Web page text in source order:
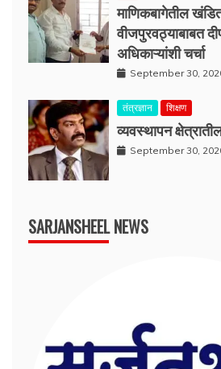
माणिकबागेतील खंडित
वीजपुरवठ्याबाबत
अधिकाऱ्यांशी चर्चा
September 30,
तंत्रज्ञान शिक्षण
व्यवस्थापन
September 30,
SARJANSHEEL NEWS